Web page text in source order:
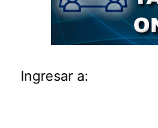
Ingresar a: